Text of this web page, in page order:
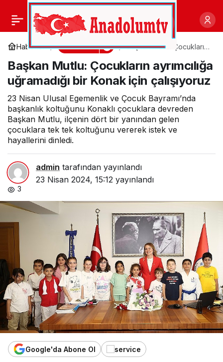
Haberler Gündem
Başkan Mutlu: Çocukların
Konak için çalışıyoruz
Başkan Mutlu: Çocukların ayrımcılığa
uğramadığı bir Konak için çalışıyoruz
23 Nisan Ulusal Egemenlik ve Çocuk Bayramı’nda
başkanlık koltuğunu Konaklı çocuklara devreden
Başkan Mutlu, ilçenin dört bir yanından gelen
çocuklara tek tek koltuğunu vererek istek ve
hayallerini dinledi.
admin tarafından yayınlandı
23 Nisan 2024, 15:12 yayınlandı
3
Google'da Abone Ol
23 Nisan Ulusal
Egemenlik ve Çocuk
Bayramı, tüm yurtta
olduğu gibi Nevşehir’de
de coşkuyla kutlandı.
Belediye Başkanı Rasim
Arı’da katıldı
Paylaş